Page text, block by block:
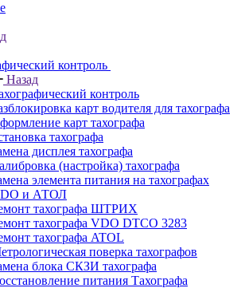
контроль
Назад
контроль
карт водителя для тахографа
карт тахографа
тахографа
дисплея тахографа
(настройка) тахографа
элемента питания на тахографах
и АТОЛ
тахографа ШТРИХ
тахографа VDO DTCO 3283
тахографа ATOL
поверка тахографов
блока СКЗИ тахографа
питания Тахографа